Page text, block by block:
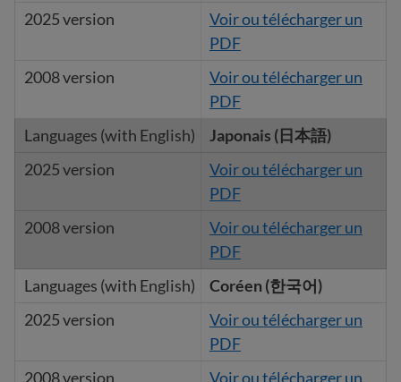
Voir ou télécharger un
PDF
Voir ou télécharger un
PDF
Japonais (日本語)
Voir ou télécharger un
PDF
Voir ou télécharger un
PDF
Coréen (한국어)
Voir ou télécharger un
PDF
Voir ou télécharger un